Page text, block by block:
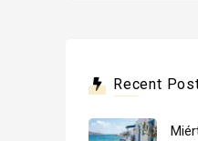
Recent